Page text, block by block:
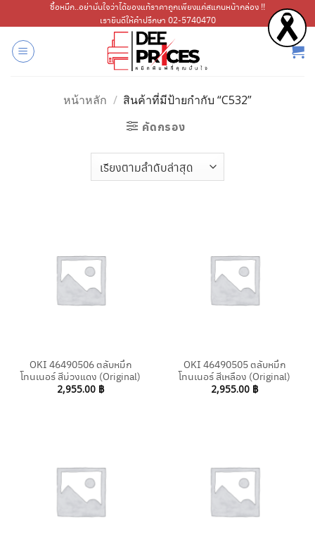
ไป
เนื้อหา
ซื้อหมึก..อย่ามั่นใจว่าได้ของแท้ราคาถูกเพียงแค่สแกนหน้ากล่อง !!
เรายินดีให้คำปรึกษา 02-5740470
หน้าหลัก / สินค้าที่มีป้ายกำกับ “C532”
คัดกรอง
OKI 46490506 ตลับหมึก
โทนเนอร์ สีม่วงแดง (Original)
2,955.00 ฿
OKI 46490505 ตลับหมึก
โทนเนอร์ สีเหลือง (Original)
2,955.00 ฿